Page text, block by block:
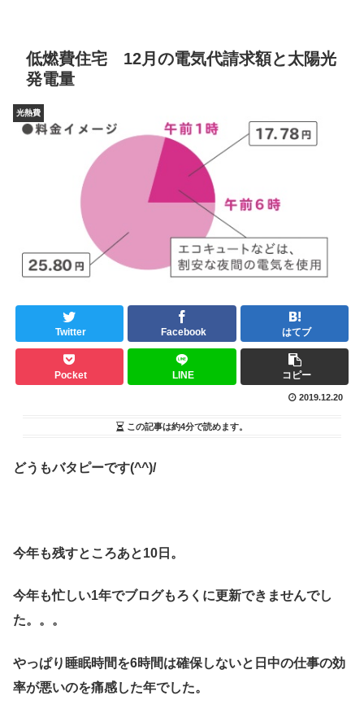
低燃費住宅 12月の電気代請求額と太陽光
発電量
光熱費
Twitter Facebook はてブ
Pocket LINE コピー
2019.12.20
この記事は約4分で読めます。
どうもバタピーです(^^)/
今年も残すところあと10日。
今年も忙しい1年でブログもろくに更新できませんでし
た。。。
やっぱり睡眠時間を6時間は確保しないと日中の仕事の効
率が悪いのを痛感した年でした。